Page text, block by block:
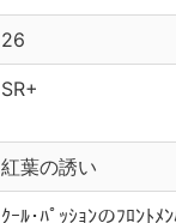
26
SR+
紅葉の誘い
ｸｰﾙ･ﾊﾟｯｼｮﾝのﾌﾛﾝﾄﾒ